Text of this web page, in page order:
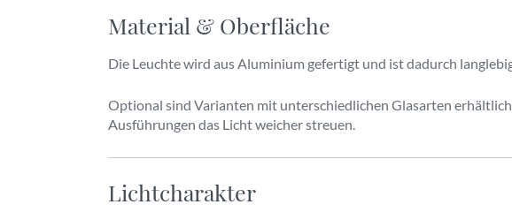
Material & Oberfläche
Die Leuchte wird aus Aluminium gefertigt und ist dadurch
Optional sind Varianten mit unterschiedlichen Glasarten
Ausführungen das Licht weicher streuen.
Lichtcharakter